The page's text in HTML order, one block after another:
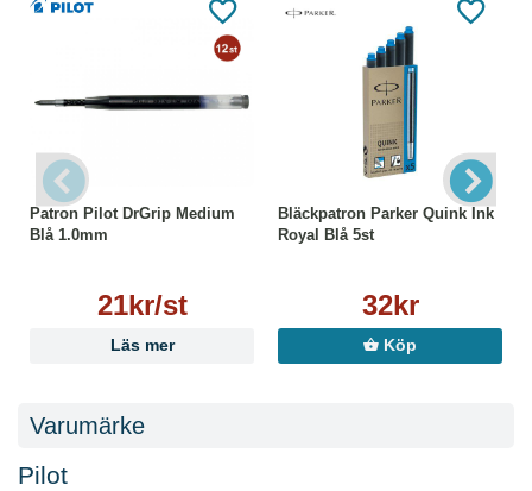
Patron Pilot DrGrip Medium
Blå 1.0mm
21kr/st
Läs mer
Bläckpatron Parker Quink Ink
Royal Blå 5st
32kr
Köp
Varumärke
Pilot